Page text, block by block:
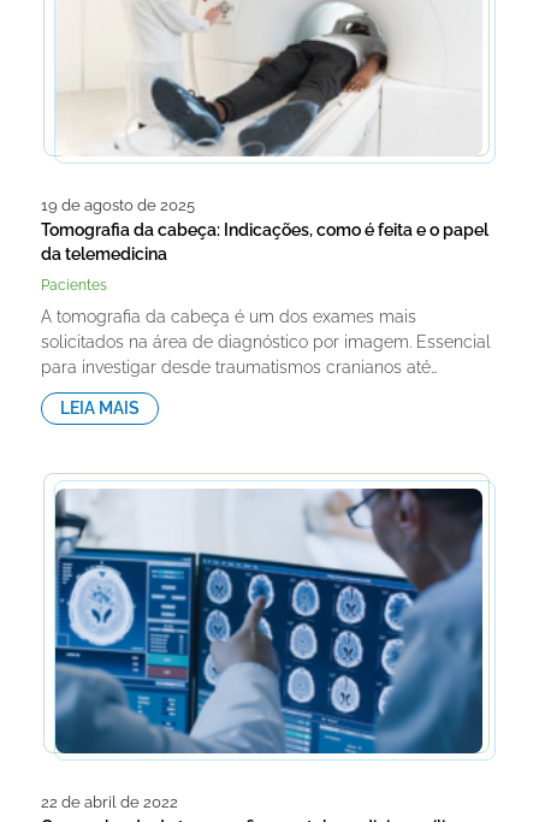
19 de agosto de 2025
Tomografia da cabeça: Indicações, como é feita e o papel
da telemedicina
Pacientes
A tomografia da cabeça é um dos exames mais
solicitados na área de diagnóstico por imagem. Essencial
para investigar desde traumatismos cranianos até…
LEIA MAIS
22 de abril de 2022